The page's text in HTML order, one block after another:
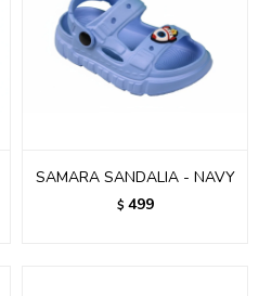
SAMARA SANDALIA - NAVY
$ 499